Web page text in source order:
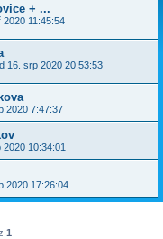
+ ...
2020 11:45:54
16. srp 2020 20:53:53
2020 7:47:37
10:34:01
2020 17:26:04
1